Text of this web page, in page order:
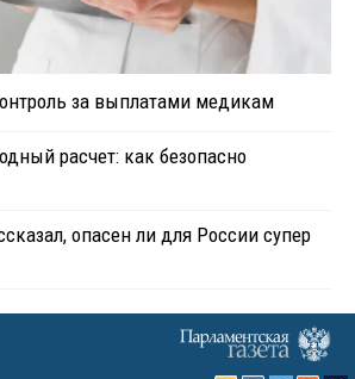
за выплатами медикам
расчет: как безопасно
опасен ли для России супер